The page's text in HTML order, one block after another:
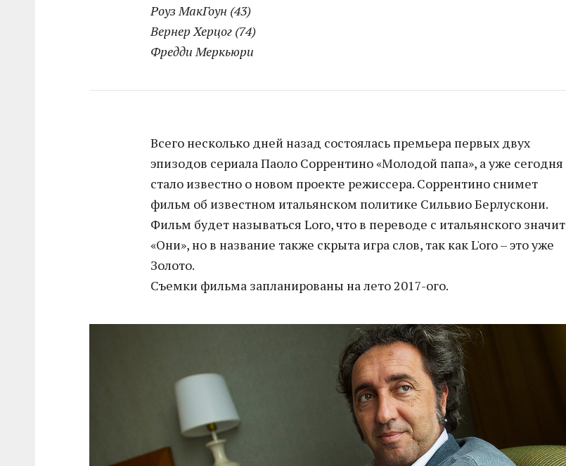
Роуз МакГоун (43)
Вернер Херцог (74)
Фредди Меркьюри
Всего несколько дней назад состоялась премьера первых двух
эпизодов сериала Паоло Соррентино «Молодой папа», а уже сегодня
стало известно о новом проекте режиссера. Соррентино снимет
фильм об известном итальянском политике Сильвио Берлускони.
Фильм будет называться Loro, что в переводе с итальянского значит
«Они», но в название также скрыта игра слов, так как L'oro – это уже
Золото.
Съемки фильма запланированы на лето 2017-ого.